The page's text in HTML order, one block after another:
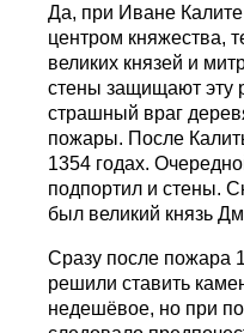
Да, при Иване
центром княжества,
великих князей и
стены защищают эту
страшный враг
пожары. После
1354 годах.
подпортил и стены.
был великий князь
Сразу после пожара
решили ставить
недешёвое, но при